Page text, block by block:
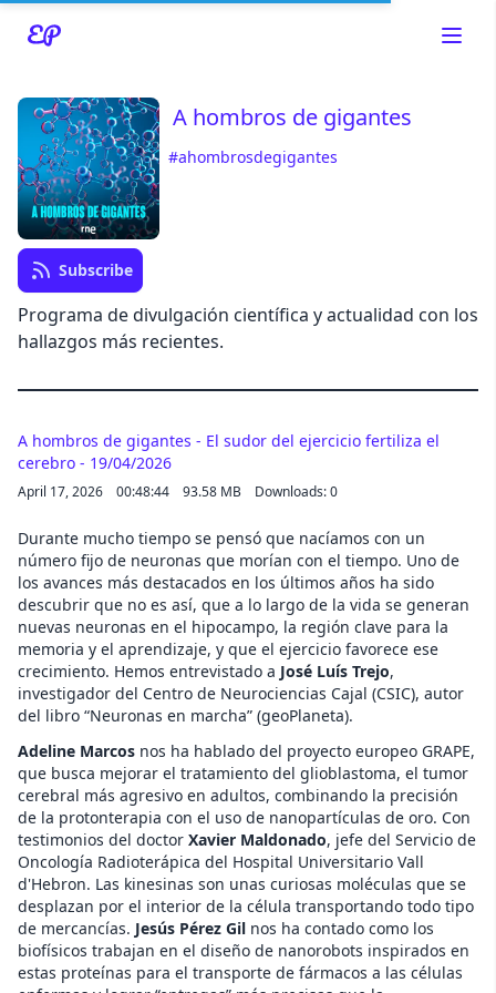
Read about our content policies
A hombros de gigantes
#ahombrosdegigantes
Subscribe
Programa de divulgación científica y actualidad con los
hallazgos más recientes.
A hombros de gigantes - El sudor del ejercicio fertiliza el
cerebro - 19/04/2026
April 17, 2026 00:48:44 93.58 MB Downloads: 0
Durante mucho tiempo se pensó que nacíamos con un
número fijo de neuronas que morían con el tiempo. Uno de
los avances más destacados en los últimos años ha sido
descubrir que no es así, que a lo largo de la vida se generan
nuevas neuronas en el hipocampo, la región clave para la
memoria y el aprendizaje, y que el ejercicio favorece ese
crecimiento. Hemos entrevistado a José Luís Trejo,
investigador del Centro de Neurociencias Cajal (CSIC), autor
del libro “Neuronas en marcha” (geoPlaneta).
Adeline Marcos nos ha hablado del proyecto europeo GRAPE,
que busca mejorar el tratamiento del glioblastoma, el tumor
cerebral más agresivo en adultos, combinando la precisión
de la protonterapia con el uso de nanopartículas de oro. Con
testimonios del doctor Xavier Maldonado, jefe del Servicio de
Oncología Radioterápica del Hospital Universitario Vall
d'Hebron. Las kinesinas son unas curiosas moléculas que se
desplazan por el interior de la célula transportando todo tipo
de mercancías. Jesús Pérez Gil nos ha contado como los
biofísicos trabajan en el diseño de nanorobots inspirados en
estas proteínas para el transporte de fármacos a las células